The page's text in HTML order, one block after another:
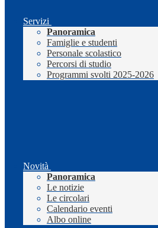
Servizi
Panoramica
Famiglie e studenti
Personale scolastico
Percorsi di studio
Programmi svolti 2025-2026
Novità
Panoramica
Le notizie
Le circolari
Calendario eventi
Albo online